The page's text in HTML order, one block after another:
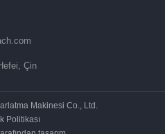
Çin
Makinesi Co., Ltd.
Politikası